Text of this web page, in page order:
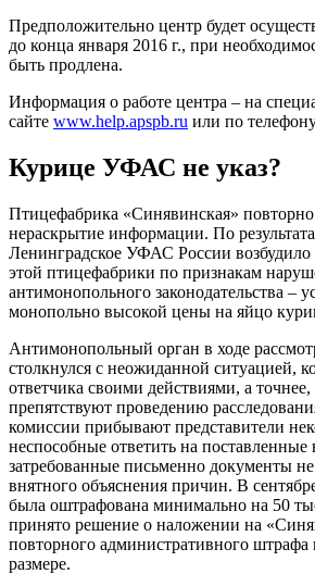
Предположительно центр будет
до конца января 2016 г., при
быть продлена.
Информация о работе центра – на
сайте www.help.apspb.ru или по
Курице УФАС не указ?
Птицефабрика «Синявинская»
нераскрытие информации. По
Ленинградское УФАС России
этой птицефабрики по признакам
антимонопольного законодательства –
монопольно высокой цены на яйцо
Антимонопольный орган в ходе
столкнулся с неожиданной ситуацией,
ответчика своими действиями, а точнее,
препятствуют проведению
комиссии прибывают представители
неспособные ответить на поставленные
затребованные письменно документы не
внятного объяснения причин. В
была оштрафована минимально на 50
принято решение о наложении на
повторного административного штрафа
размере.